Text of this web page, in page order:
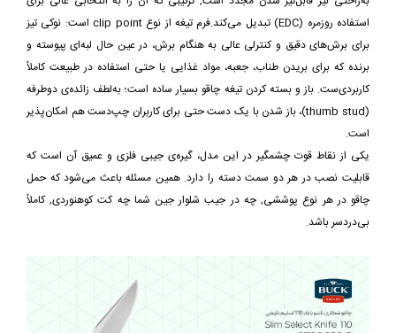
استفاده روزمره (EDC) تبدیل می‌کند.فرم تیغه از نوع clip point است: نوکی تیز
برای برش‌های دقیق و کنترلی عالی به هنگام برش، در عین حال لبه‌ای پیوسته و
برنده که برای بریدن طناب، جعبه، مواد غذایی یا حتی استفاده در طبیعت کاملاً
کاربردی‌ست. باز و بسته کردن تیغه چاقو بسیار ساده است؛ به‌لطف زائده‌ی دوطرفه
(thumb stud)، باز شدن با یک دست حتی برای کاربران چپ‌دست هم امکان‌پذیر
است.
یکی از نقاط قوت چشمگیر در این مدل، گیره‌ی جیبی فلزی و عمیق آن است که
قابلیت نصب در هر دو سمت دسته را دارد. همین مسئله باعث می‌شود که حمل
چاقو در هر نوع پوششی, چه در جیب شلوار جین شما چه کت کوهنوردی, کاملاً
بی‌دردسر باشد.